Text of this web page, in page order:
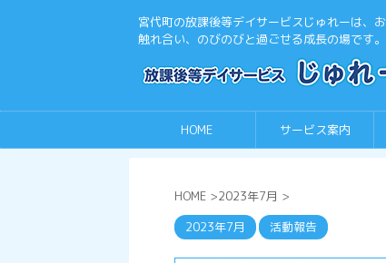
宮代町の放課後等デイサービスじゅれーは、
触れ合い、のびのびと過ごせる成長の場です。
HOME サービス案内
HOME >2023年7月 >
2023年7月
活動報告